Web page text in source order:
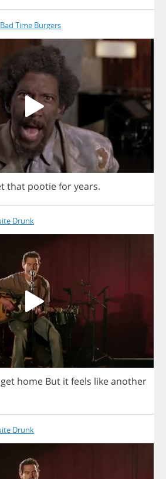
Time Burgers
that pootieforyears.
Drunk
get home But itfeels likeanother
Drunk